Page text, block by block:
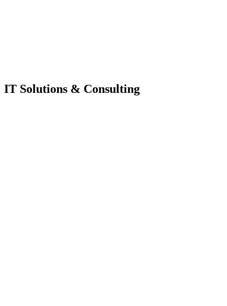
IT Solutions & Consulting